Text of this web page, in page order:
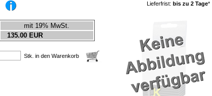
Lieferfrist: bis zu 2 Tage*
mit 19% MwSt.
135.00 EUR
Stk. in den Warenkorb